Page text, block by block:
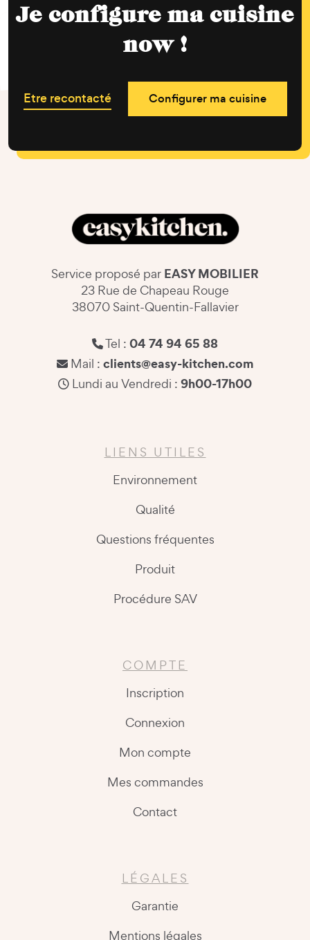
Je configure ma cuisine
now !
Etre recontacté Configurer ma cuisine
Service proposé par EASY MOBILIER
23 Rue de Chapeau Rouge
38070 Saint-Quentin-Fallavier
Tel : 04 74 94 65 88
Mail : clients@easy-kitchen.com
Lundi au Vendredi : 9h00-17h00
LIENS UTILES
Environnement
Qualité
Questions fréquentes
Produit
Procédure SAV
COMPTE
Inscription
Connexion
Mon compte
Mes commandes
Contact
LÉGALES
Garantie
Mentions légales